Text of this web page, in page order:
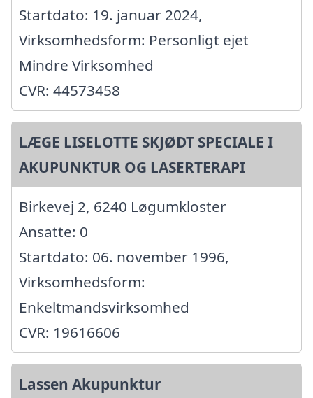
Startdato: 19. januar 2024,
Virksomhedsform: Personligt ejet
Mindre Virksomhed
CVR: 44573458
LÆGE LISELOTTE SKJØDT SPECIALE I
AKUPUNKTUR OG LASERTERAPI
Birkevej 2, 6240 Løgumkloster
Ansatte: 0
Startdato: 06. november 1996,
Virksomhedsform:
Enkeltmandsvirksomhed
CVR: 19616606
Lassen Akupunktur